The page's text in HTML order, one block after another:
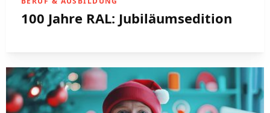
100 Jahre RAL: Jubiläumsedition